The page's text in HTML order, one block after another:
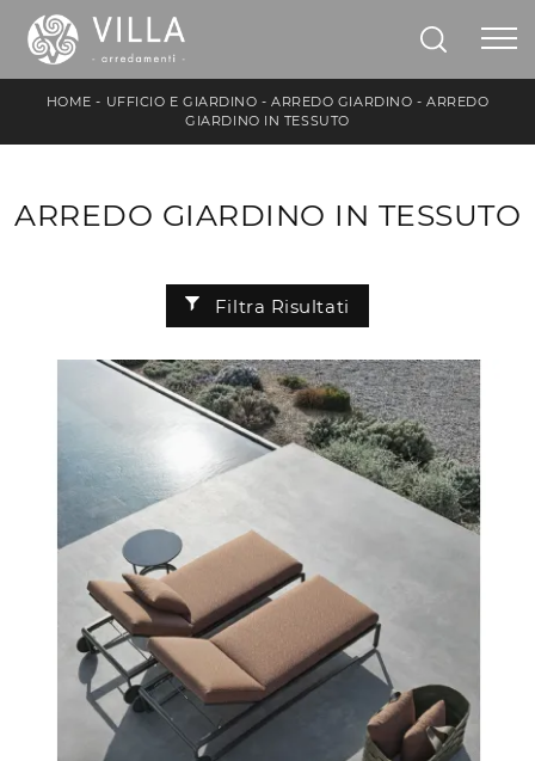
HOME - UFFICIO E GIARDINO -ARREDO GIARDINO -ARREDO
GIARDINO IN TESSUTO
ARREDO GIARDINO IN TESSUTO
Filtra Risultati